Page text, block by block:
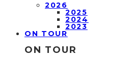
2026
2025
2024
2023
ON TOUR
ON TOUR